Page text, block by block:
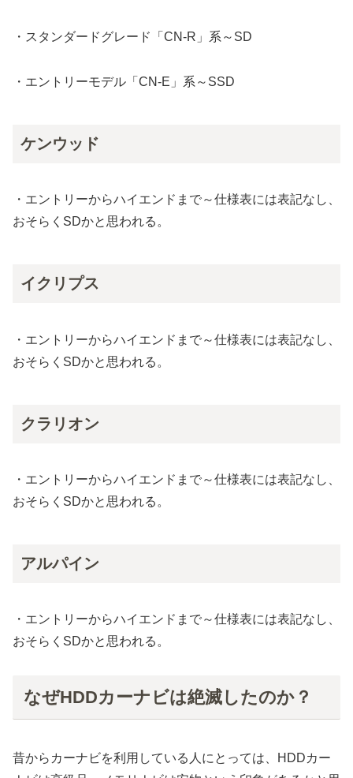
・スタンダードグレード「CN-R」系～SD
・エントリーモデル「CN-E」系～SSD
ケンウッド
・エントリーからハイエンドまで～仕様表には表記なし、
おそらくSDかと思われる。
イクリプス
・エントリーからハイエンドまで～仕様表には表記なし、
おそらくSDかと思われる。
クラリオン
・エントリーからハイエンドまで～仕様表には表記なし、
おそらくSDかと思われる。
アルパイン
・エントリーからハイエンドまで～仕様表には表記なし、
おそらくSDかと思われる。
なぜHDDカーナビは絶滅したのか？
昔からカーナビを利用している人にとっては、HDDカー